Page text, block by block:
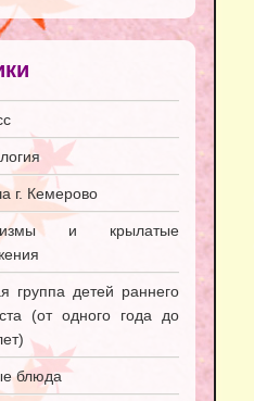
г. Кемерово
и крылатые
группа детей раннего
(от одного года до
блюда